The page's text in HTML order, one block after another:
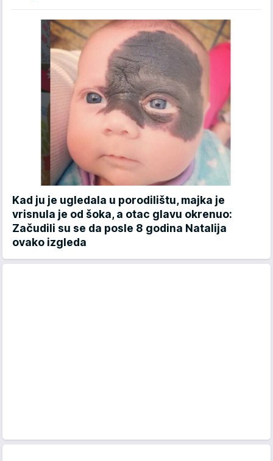
Kad ju je ugledala u porodilištu, majka je
vrisnula je od šoka, a otac glavu okrenuo:
Začudili su se da posle 8 godina Natalija
ovako izgleda